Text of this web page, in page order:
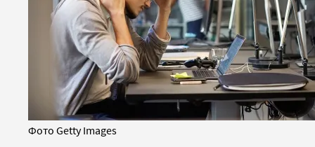
Фото Getty Images